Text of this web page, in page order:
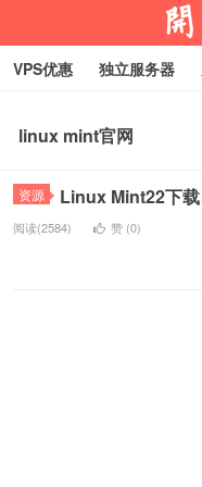
VPS优惠 独立服务器
linux mint官网
资源 Linux Mint22下
阅读(2584) 赞 (0)